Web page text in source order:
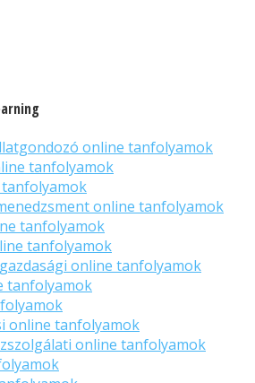
online tanfolyamok
tanfolyamok
online tanfolyamok
tanfolyamok
tanfolyamok
online tanfolyamok
tanfolyamok
online tanfolyamok
online tanfolyamok